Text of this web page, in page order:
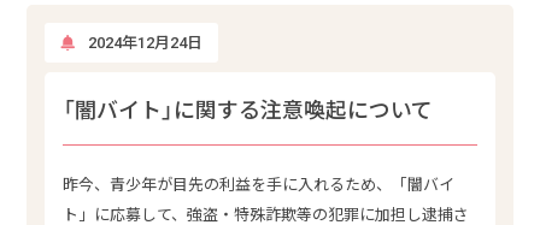
2024年12月24日
「闇バイト」に関する注意喚起について
昨今、青少年が目先の利益を手に入れるため、「闇バイ
ト」に応募して、強盗・特殊詐欺等の犯罪に加担し逮捕さ